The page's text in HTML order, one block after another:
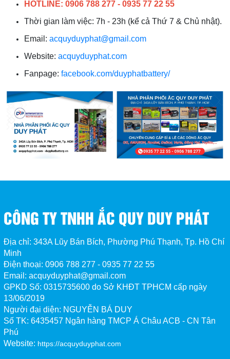
HOTLINE: 0906 788 277 - 0935 77 22 55
Thời gian làm việc: 7h - 23h (kể cả Thứ 7 & Chủ nhật).
Email: acquyduyphat@gmail.com
Website: acquyduyphat.com
Fanpage: facebook.com/duyphatbattery/
CÔNG TY TNHH ẮC QUY DUY PHÁT
Địa chỉ: 343A Lũy Bán Bích, Phường Phú Thạnh, Tp. Hồ Chí
Minh
Điện thoại: 0906 788 277 - 0935 77 22 55
Email: acquyduyphat@gmail.com
GPKD Số: 0315735600 do Sở KHĐT TPHCM cấp ngày
13/06/2019
Người đại diện: NGUYỄN BÁ DUY
Số TK: 6435457 Ngân hàng TMCP Á Châu ACB - CN Tân
Phú
Website: https://acquyduyphat.com